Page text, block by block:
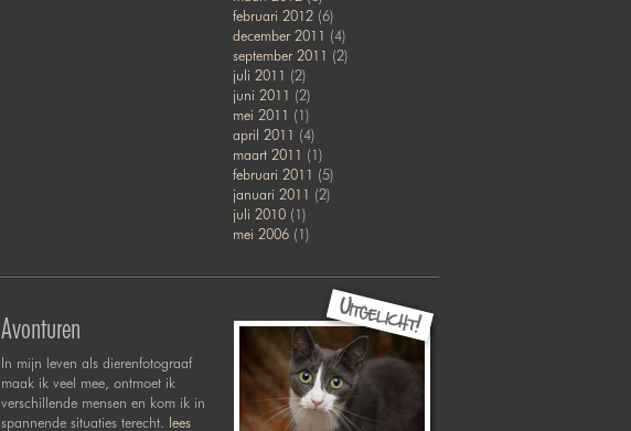
februari 2012(6)
december 2011 (4)
september 2011 (2)
juli 2011 (2)
juni 2011 (2)
mei 2011 (1)
april 2011 (4)
maart 2011 (1)
februari 2011 (5)
januari 2011 (2)
juli 2010(1)
mei 2006(1)
Avonturen
In mijn leven als dierenfotograaf
maak ik veel mee, ontmoet ik
verschillende mensen en kom ik in
spannende situaties terecht. lees